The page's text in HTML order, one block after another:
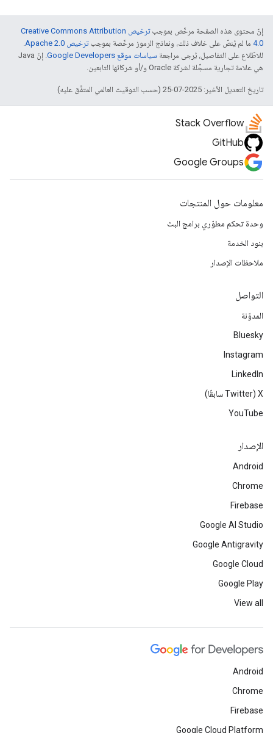
إنّ محتوى هذه الصفحة مرخّص بموجب
ترخيص Creative Commons Attribution
4.0‏ ما لم يُنصّ على خلاف ذلك، ونماذج الرموز مرخّصة بموجبترخيص Apache 2.0‏
.
للاطّلاع على التفاصيل، يُرجى مراجعة سياسات موقع Google Developers‏
. إنّ Java
هي علامة تجارية مسجَّلة لشركة Oracle و/أو شركائها التابعين.
تاريخ التعديل الأخير: 2025-07-25 (حسب التوقيت العالمي المتفَّق عليه)
Stack Overflow
GitHub
Google Groups
معلومات حول المنتجات
وحدة تحكم مطوّري برامج البث
بنود الخدمة
ملاحظات الإصدار
التواصل
المدوّنة
Bluesky
Instagram
LinkedIn
‫X ‏(Twitter سابقًا)
YouTube
الإصدار
Android
Chrome
Firebase
Google AI Studio
Google Antigravity
Google Cloud
Google Play
View all
Android
Chrome
Firebase
Google Cloud Platform